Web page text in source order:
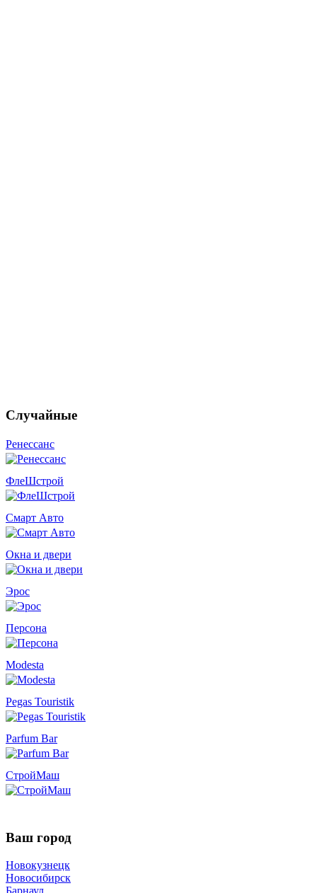
Случайные
Ренессанс
ФлеШстрой
Смарт Авто
Окна и двери
Эрос
Персона
Modesta
Pegas Touristik
Parfum Bar
СтройМаш
Ваш город
Новокузнецк
Новосибирск
Барнаул